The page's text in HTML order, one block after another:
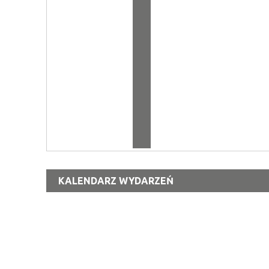
KALENDARZ WYDARZEŃ